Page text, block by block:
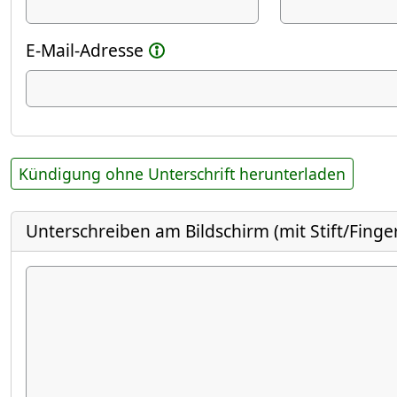
E-Mail-Adresse
Kündigung ohne Unterschrift herunterladen
Unterschreiben am Bildschirm (mit Stift/